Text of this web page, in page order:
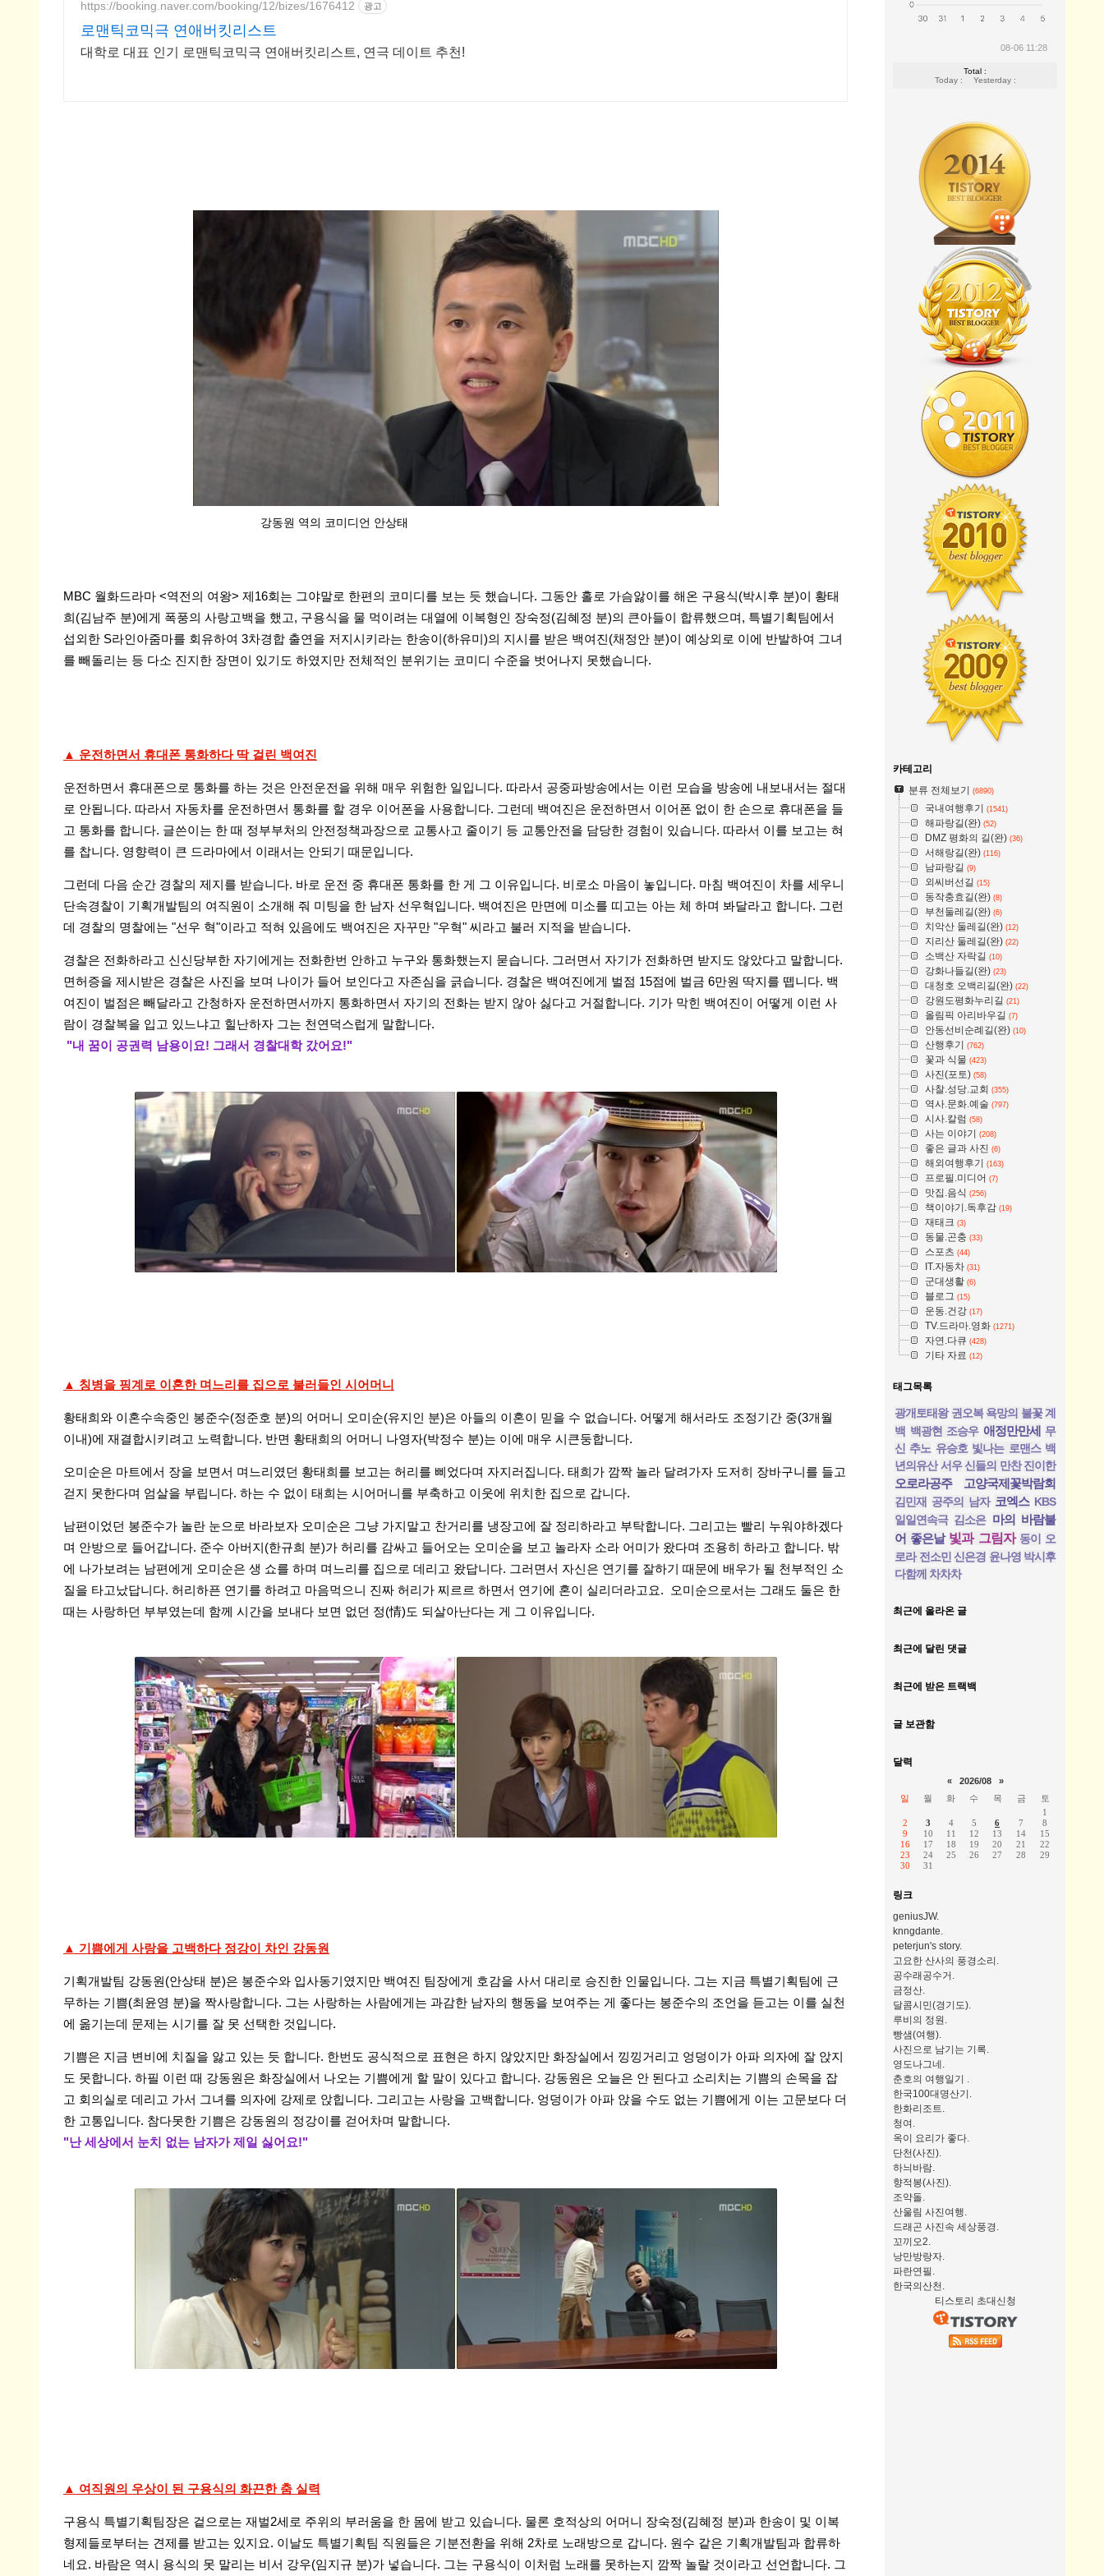
https://booking.naver.com/booking/12/bizes/1676412 광고
로맨틱코믹극 연애버킷리스트
대학로 대표 인기 로맨틱코믹극 연애버킷리스트, 연극 데이트 추천!
강동원 역의 코미디언 안상태
MBC 월화드라마 <역전의 여왕> 제16회는 그야말로 한편의 코미디를 보는 듯 했습니다. 그동안 홀로 가슴앓이를 해온 구용식(박시후 분)이 황태
희(김남주 분)에게 폭풍의 사랑고백을 했고, 구용식을 물 먹이려는 대열에 이복형인 장숙정(김혜정 분)의 큰아들이 합류했으며, 특별기획팀에서
섭외한 S라인아줌마를 회유하여 3차경합 출연을 저지시키라는 한송이(하유미)의 지시를 받은 백여진(채정안 분)이 예상외로 이에 반발하여 그녀
를 빼돌리는 등 다소 진지한 장면이 있기도 하였지만 전체적인 분위기는 코미디 수준을 벗어나지 못했습니다.
▲ 운전하면서 휴대폰 통화하다 딱 걸린 백여진
운전하면서 휴대폰으로 통화를 하는 것은 안전운전을 위해 매우 위험한 일입니다. 따라서 공중파방송에서는 이런 모습을 방송에 내보내서는 절대
로 안됩니다. 따라서 자동차를 운전하면서 통화를 할 경우 이어폰을 사용합니다. 그런데 백여진은 운전하면서 이어폰 없이 한 손으로 휴대폰을 들
고 통화를 합니다. 글쓴이는 한 때 정부부처의 안전정책과장으로 교통사고 줄이기 등 교통안전을 담당한 경험이 있습니다. 따라서 이를 보고는 혀
를 찹니다. 영향력이 큰 드라마에서 이래서는 안되기 때문입니다.
그런데 다음 순간 경찰의 제지를 받습니다. 바로 운전 중 휴대폰 통화를 한 게 그 이유입니다. 비로소 마음이 놓입니다. 마침 백여진이 차를 세우니
단속경찰이 기획개발팀의 여직원이 소개해 줘 미팅을 한 남자 선우혁입니다. 백여진은 만면에 미소를 띠고는 아는 체 하며 봐달라고 합니다. 그런
데 경찰의 명찰에는 "선우 혁"이라고 적혀 있음에도 백여진은 자꾸만 "우혁" 씨라고 불러 지적을 받습니다.
경찰은 전화하라고 신신당부한 자기에게는 전화한번 안하고 누구와 통화했는지 묻습니다. 그러면서 자기가 전화하면 받지도 않았다고 말합니다.
면허증을 제시받은 경찰은 사진을 보며 나이가 들어 보인다고 자존심을 긁습니다. 경찰은 백여진에게 벌점 15점에 벌금 6만원 딱지를 뗍니다. 백
여진이 벌점은 빼달라고 간청하자 운전하면서까지 통화하면서 자기의 전화는 받지 않아 싫다고 거절합니다. 기가 막힌 백여진이 어떻게 이런 사
람이 경찰복을 입고 있느냐고 힐난하자 그는 천연덕스럽게 말합니다.
"내 꿈이 공권력 남용이요! 그래서 경찰대학 갔어요!"
▲ 칭병을 핑계로 이혼한 며느리를 집으로 불러들인 시어머니
황태희와 이혼수속중인 봉준수(정준호 분)의 어머니 오미순(유지인 분)은 아들의 이혼이 믿을 수 없습니다. 어떻게 해서라도 조정기간 중(3개월
이내)에 재결합시키려고 노력합니다. 반면 황태희의 어머니 나영자(박정수 분)는 이에 매우 시큰둥합니다.
오미순은 마트에서 장을 보면서 며느리였던 황태희를 보고는 허리를 삐었다며 자지러집니다. 태희가 깜짝 놀라 달려가자 도저히 장바구니를 들고
걷지 못한다며 엄살을 부립니다. 하는 수 없이 태희는 시어머니를 부축하고 이웃에 위치한 집으로 갑니다.
남편이었던 봉준수가 놀란 눈으로 바라보자 오미순은 그냥 가지말고 찬거리를 냉장고에 잘 정리하라고 부탁합니다. 그리고는 빨리 누워야하겠다
며 안방으로 들어갑니다. 준수 아버지(한규희 분)가 허리를 감싸고 들어오는 오미순을 보고 놀라자 소라 어미가 왔다며 조용히 하라고 합니다. 밖
에 나가보려는 남편에게 오미순은 생 쇼를 하며 며느리를 집으로 데리고 왔답니다. 그러면서 자신은 연기를 잘하기 때문에 배우가 될 천부적인 소
질을 타고났답니다. 허리하픈 연기를 하려고 마음먹으니 진짜 허리가 찌르르 하면서 연기에 혼이 실리더라고요. 오미순으로서는 그래도 둘은 한
때는 사랑하던 부부였는데 함께 시간을 보내다 보면 없던 정(情)도 되살아난다는 게 그 이유입니다.
▲ 기쁨에게 사랑을 고백하다 정강이 차인 강동원
기획개발팀 강동원(안상태 분)은 봉준수와 입사동기였지만 백여진 팀장에게 호감을 사서 대리로 승진한 인물입니다. 그는 지금 특별기획팀에 근
무하는 기쁨(최윤영 분)을 짝사랑합니다. 그는 사랑하는 사람에게는 과감한 남자의 행동을 보여주는 게 좋다는 봉준수의 조언을 듣고는 이를 실천
에 옮기는데 문제는 시기를 잘 못 선택한 것입니다.
기쁨은 지금 변비에 치질을 앓고 있는 듯 합니다. 한번도 공식적으로 표현은 하지 않았지만 화장실에서 낑낑거리고 엉덩이가 아파 의자에 잘 앉지
도 못합니다. 하필 이런 때 강동원은 화장실에서 나오는 기쁨에게 할 말이 있다고 합니다. 강동원은 오늘은 안 된다고 소리치는 기쁨의 손목을 잡
고 회의실로 데리고 가서 그녀를 의자에 강제로 앉힙니다. 그리고는 사랑을 고백합니다. 엉덩이가 아파 앉을 수도 없는 기쁨에게 이는 고문보다 더
한 고통입니다. 참다못한 기쁨은 강동원의 정강이를 걷어차며 말합니다.
"난 세상에서 눈치 없는 남자가 제일 싫어요!"
▲ 여직원의 우상이 된 구용식의 화끈한 춤 실력
구용식 특별기획팀장은 겉으로는 재벌2세로 주위의 부러움을 한 몸에 받고 있습니다. 물론 호적상의 어머니 장숙정(김혜정 분)과 한송이 및 이복
형제들로부터는 견제를 받고는 있지요. 이날도 특별기획팀 직원들은 기분전환을 위해 2차로 노래방으로 갑니다. 원수 같은 기획개발팀과 합류하
네요. 바람은 역시 용식의 못 말리는 비서 강우(임지규 분)가 넣습니다. 그는 구용식이 이처럼 노래를 못하는지 깜짝 놀랄 것이라고 선언합니다. 그
08-06 11:28
Total :
Today :
Yesterday :
카테고리
분류 전체보기 (6890)
국내여행후기 (1541)
해파랑길(완) (52)
DMZ 평화의 길(완) (36)
서해랑길(완) (116)
남파랑길 (9)
외씨버선길 (15)
동작충효길(완) (8)
부천둘레길(완) (6)
치악산 둘레길(완) (12)
지리산 둘레길(완) (22)
소백산 자락길 (10)
강화나들길(완) (23)
대청호 오백리길(완) (22)
강원도평화누리길 (21)
올림픽 아리바우길 (7)
안동선비순례길(완) (10)
산행후기 (762)
꽃과 식물 (423)
사진(포토) (58)
사찰.성당.교회 (355)
역사.문화.예술 (797)
시사.칼럼 (58)
사는 이야기 (208)
좋은 글과 사진 (6)
해외여행후기 (163)
프로필.미디어 (7)
맛집.음식 (256)
책이야기.독후감 (19)
재태크 (3)
동물.곤충 (33)
스포츠 (44)
IT.자동차 (31)
군대생활 (6)
블로그 (15)
운동.건강 (17)
TV.드라마.영화 (1271)
자연.다큐 (428)
기타 자료 (12)
태그목록
광개토태왕 권오복 욕망의 불꽃 계
백 백광현 조승우 애정만만세 무
신 추노 유승호 빛나는 로맨스 백
년의유산 서우 신들의 만찬 진이한
오로라공주 고양국제꽃박람회
김민재 공주의 남자 코엑스 KBS
일일연속극 김소은 마의 바람불
어 좋은날 빛과 그림자 동이 오
로라 전소민 신은경 윤나영 박시후
다함께 차차차
최근에 올라온 글
최근에 달린 댓글
최근에 받은 트랙백
글 보관함
달력
« 2026/08
»
일
월 화 수 목 금
토
1
2
3 4 5 6 7
8
9
10 11 12 13 14
15
16
17 18 19 20 21
22
23
24 25 26 27 28
29
30
31
링크
geniusJW.
knngdante.
peterjun's story.
고요한 산사의 풍경소리.
공수래공수거.
금정산.
달콤시민(경기도).
루비의 정원.
빵샘(여행).
사진으로 남기는 기록.
영도나그네.
춘호의 여행일기 .
한국100대명산기.
한화리조트.
청여.
옥이 요리가 좋다.
단천(사진).
하늬바람.
향적봉(사진).
조약돌.
산울림 사진여행.
드래곤 사진속 세상풍경.
꼬끼오2.
낭만방랑자.
파란연필.
한국의산천.
티스토리 초대신청